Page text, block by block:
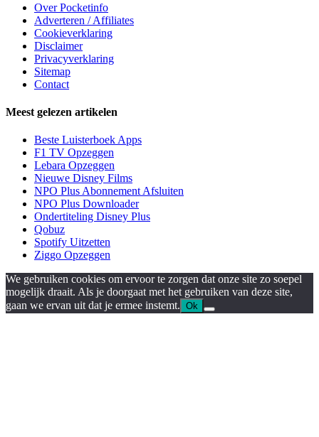
Over Pocketinfo
Adverteren / Affiliates
Cookieverklaring
Disclaimer
Privacyverklaring
Sitemap
Contact
Meest gelezen artikelen
Beste Luisterboek Apps
F1 TV Opzeggen
Lebara Opzeggen
Nieuwe Disney Films
NPO Plus Abonnement Afsluiten
NPO Plus Downloader
Ondertiteling Disney Plus
Qobuz
Spotify Uitzetten
Ziggo Opzeggen
We gebruiken cookies om ervoor te zorgen dat onze site zo soepel
mogelijk draait. Als je doorgaat met het gebruiken van deze site,
gaan we ervan uit dat je ermee instemt. Ok